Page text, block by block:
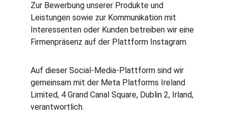
Zur Bewerbung unserer Produkte und
Leistungen sowie zur Kommunikation mit
Interessenten oder Kunden betreiben wir eine
Firmenpräsenz auf der Plattform Instagram.
Auf dieser Social-Media-Plattform sind wir
gemeinsam mit der Meta Platforms Ireland
Limited, 4 Grand Canal Square, Dublin 2, Irland,
verantwortlich.